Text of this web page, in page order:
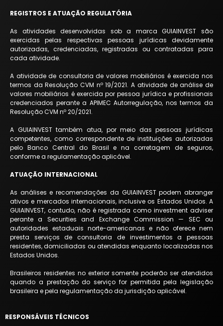
REGISTROS E ATUAÇÃO REGULATÓRIA
As atividades desenvolvidas sob a marca GUIAINVEST são
exercidas pelas respectivas pessoas jurídicas devidamente
autorizadas, credenciadas, registradas ou contratadas para
cada atividade.
A atividade de consultoria de valores mobiliários é exercida nos
termos da Resolução CVM nº 19/2021. A atividade de análise de
valores mobiliários é exercida por pessoa jurídica e profissionais
credenciados perante a APIMEC Autorregulação, nos termos da
Resolução CVM nº 20/2021.
A GUIAINVEST também atua, por meio das pessoas jurídicas
competentes, como correspondente de instituições autorizadas
pelo Banco Central do Brasil e na corretagem de seguros,
conforme a regulamentação aplicável.
ATUAÇÃO INTERNACIONAL
As análises e recomendações da GUIAINVEST podem abranger
ativos e mercados internacionais, inclusive os Estados Unidos. A
GUIAINVEST, contudo, não é registrada como investment adviser
perante a Securities and Exchange Commission — SEC ou
autoridades estaduais norte-americanas e não oferece nem
presta serviços de consultoria de investimentos a pessoas
residentes, domiciliadas ou atendidas enquanto localizadas nos
Estados Unidos.
Brasileiros residentes no exterior somente poderão ser atendidos
quando a prestação do serviço for permitida pela legislação
brasileira e pela regulamentação da jurisdição aplicável.
RESPONSÁVEIS TÉCNICOS